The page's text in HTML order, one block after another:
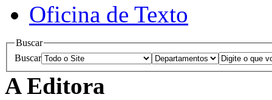
Oficina de Texto
Buscar
Buscar
A Editora